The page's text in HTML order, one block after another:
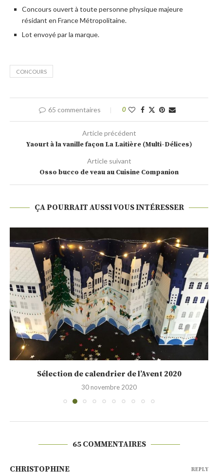
Concours ouvert à toute personne physique majeure
résidant en France Métropolitaine.
Lot envoyé par la marque.
CONCOURS
65 commentaires 0
Article précédent
Yaourt à la vanille façon La Laitière (Multi-Délices)
Article suivant
Osso bucco de veau au Cuisine Companion
ÇA POURRAIT AUSSI VOUS INTÉRESSER
Sélection de calendrier de l’Avent 2020
30 novembre 2020
65 COMMENTAIRES
CHRISTOPHINE REPLY